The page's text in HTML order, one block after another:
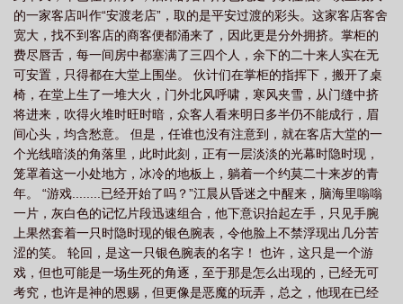
客人看来明日多半仍不能成行，眉间心头，均含愁意。但是，任谁
也没有注意到，就在客店大堂的一个光线暗淡的角落里，此时此
刻，正有一层淡淡的光幕时隐时现，笼罩着这一小处地方，冰冷的
地板上，躺着一个约莫二十来岁的青年。“游戏........已经开始了
吗？”江晨从昏迷之中醒来，脑海里嗡嗡一片，灰白色的记忆片段迅
速组合，他下意识抬起左手，只见手腕上果然套着一只时隐时现的
银色腕表，令他脸上不禁浮现出几分苦涩的笑。轮回，是这一只银
色腕表的名字！也许，这只是一个游戏，但也可能是一场生死的角
逐，至于那是怎么出现的，已经无可考究，也许是神的恩赐，但更
像是恶魔的玩弄，总之，他现在已经是这场游戏里的一员。退缩？
根本不可能！因为，江晨早已经没了退路，在他来参加这场游戏之
前，他.......已经死了！是的，他已经死了，为救人而死，大马路
上，为了救邻居家那个七岁大的女孩儿，被一辆狂飙的豪华跑车直
接撞飞了，当场死亡！
的一家客店叫作“安渡老店”，取的是平安过渡的彩头。这家客店客舍
宽大，找不到客店的商客便都涌来了，因此更是分外拥挤。掌柜的
费尽唇舌，每一间房中都塞满了三四个人，余下的二十来人实在无
可安置，只得都在大堂上围坐。 伙计们在掌柜的指挥下，搬开了桌
椅，在堂上生了一堆大火，门外北风呼啸，寒风夹雪，从门缝中挤
将进来，吹得火堆时旺时暗，众客人看来明日多半仍不能成行，眉
间心头，均含愁意。 但是，任谁也没有注意到，就在客店大堂的一
个光线暗淡的角落里，此时此刻，正有一层淡淡的光幕时隐时现，
笼罩着这一小处地方，冰冷的地板上，躺着一个约莫二十来岁的青
年。 “游戏........已经开始了吗？”江晨从昏迷之中醒来，脑海里嗡嗡
一片，灰白色的记忆片段迅速组合，他下意识抬起左手，只见手腕
上果然套着一只时隐时现的银色腕表，令他脸上不禁浮现出几分苦
涩的笑。 轮回，是这一只银色腕表的名字！ 也许，这只是一个游
戏，但也可能是一场生死的角逐，至于那是怎么出现的，已经无可
考究，也许是神的恩赐，但更像是恶魔的玩弄，总之，他现在已经